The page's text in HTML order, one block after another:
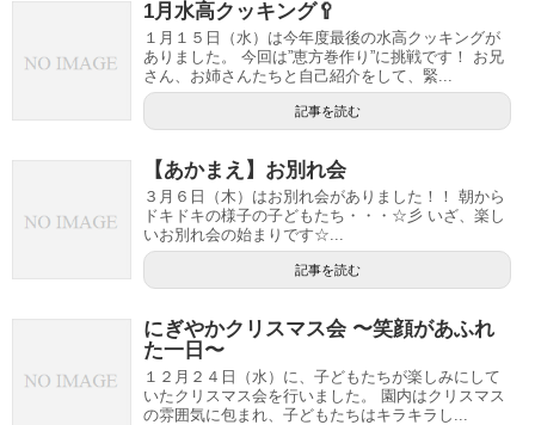
1月水高クッキング🥄
１月１５日（水）は今年度最後の水高クッキングが
ありました。 今回は”恵方巻作り”に挑戦です！ お兄
さん、お姉さんたちと自己紹介をして、緊...
記事を読む
【あかまえ】お別れ会
３月６日（木）はお別れ会がありました！！ 朝から
ドキドキの様子の子どもたち・・・☆彡 いざ、楽し
いお別れ会の始まりです☆...
記事を読む
にぎやかクリスマス会 〜笑顔があふれ
た一日〜
１２月２４日（水）に、子どもたちが楽しみにして
いたクリスマス会を行いました。 園内はクリスマス
の雰囲気に包まれ、子どもたちはキラキラし...